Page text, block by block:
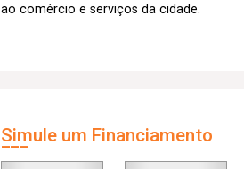
ao comércio e serviços da cidade.
Simule um Financiamento